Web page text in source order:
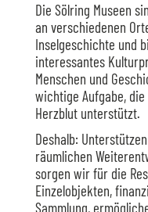
Die Sölring Museen
an verschiedenen
Inselgeschichte und
interessantes
Menschen und
wichtige Aufgabe,
Herzblut unterstützt.
Deshalb:
räumlichen
sorgen wir für die
Einzelobjekten,
Sammlung,